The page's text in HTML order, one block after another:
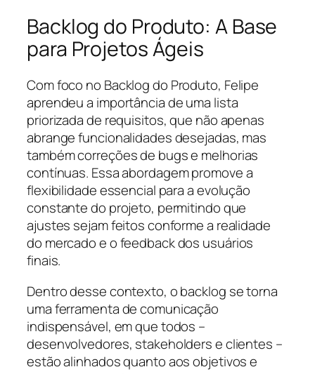
Backlog do Produto: A Base
para Projetos Ágeis
Com foco no Backlog do Produto, Felipe
aprendeu a importância de uma lista
priorizada de requisitos, que não apenas
abrange funcionalidades desejadas, mas
também correções de bugs e melhorias
contínuas. Essa abordagem promove a
flexibilidade essencial para a evolução
constante do projeto, permitindo que
ajustes sejam feitos conforme a realidade
do mercado e o feedback dos usuários
finais.
Dentro desse contexto, o backlog se torna
uma ferramenta de comunicação
indispensável, em que todos –
desenvolvedores, stakeholders e clientes –
estão alinhados quanto aos objetivos e